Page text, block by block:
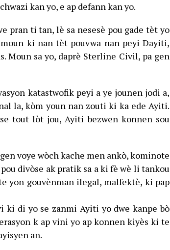
kan yo, e ap defann kan yo.
pran ti tan, lè sa nesesè pou gade tèt yo
ki nan tèt pouvwa nan peyi Dayiti,
Moun sa yo, daprè Sterline Civil, pa gen
katastwofik peyi a ye jounen jodi a,
la, kòm youn nan zouti ki ka ede Ayiti.
tout lòt jou, Ayiti bezwen konnen sou
voye wòch kache men ankò, kominote
divòse ak pratik sa a ki fè wè li tankou
yon gouvènman ilegal, malfektè, ki pap
ki di yo se zanmi Ayiti yo dwe kanpe bò
k ap vini yo ap konnen kiyès ki te
an.